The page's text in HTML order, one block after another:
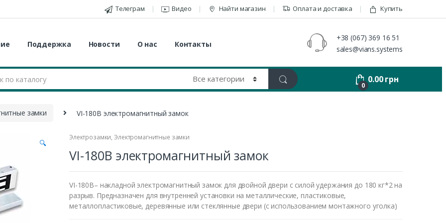
Телеграм Видео Найти магазин Оплата и доставка Купить
Поддержка Новости О нас Контакты
+38 (067) 369 16 51
sales@vians.systems
0
0.00грн
замки VI-180B электромагнитный замок
🔍
Электрозамки,Электромагнитные замки
VI-180B электромагнитный замок
VI-180В– накладной электромагнитный замок для двойной двери с силой удержания до 180 кг*2 на
разрыв. Предназначен для внутренней установки на металлические, пластиковые,
металлопластиковые, деревянные или стеклянные двери (с использованием монтажного уголка)